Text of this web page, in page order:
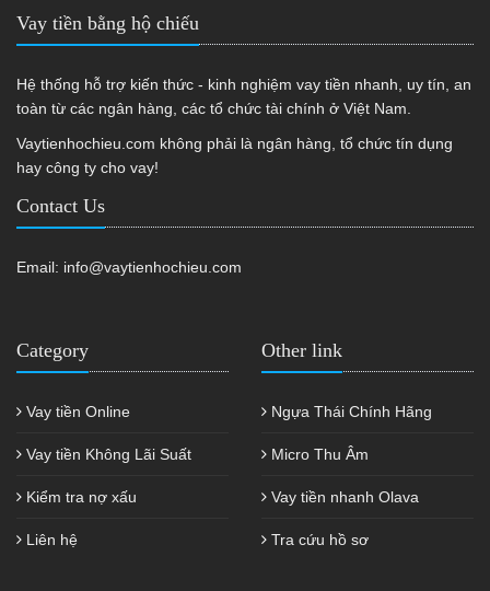
Vay tiền bằng hộ chiếu
Hệ thống hỗ trợ kiến thức - kinh nghiệm vay tiền nhanh, uy tín, an
toàn từ các ngân hàng, các tổ chức tài chính ở Việt Nam.
Vaytienhochieu.com không phải là ngân hàng, tổ chức tín dụng
hay công ty cho vay!
Contact Us
Email: info@vaytienhochieu.com
Category
Vay tiền Online
Vay tiền Không Lãi Suất
Kiểm tra nợ xấu
Liên hệ
Other link
Ngựa Thái Chính Hãng
Micro Thu Âm
Vay tiền nhanh Olava
Tra cứu hồ sơ